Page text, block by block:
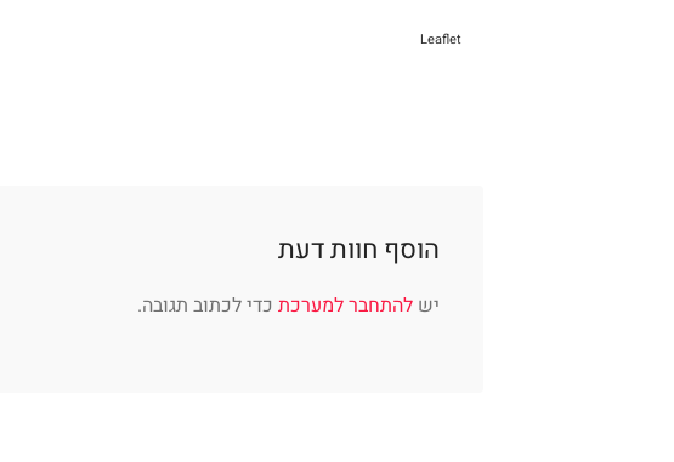
Leaflet
הוסף חוות דעת
יש להתחבר למערכת כדי לכתוב תגובה.